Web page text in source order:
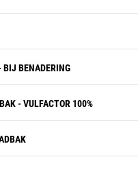
BIJ BENADERING
- VULFACTOR 100%